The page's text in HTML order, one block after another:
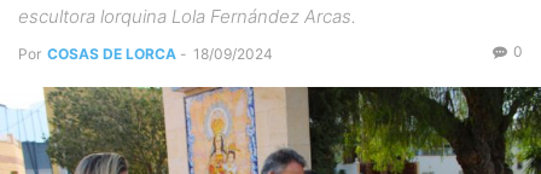
escultora lorquina Lola Fernández Arcas.
Por COSAS DE LORCA - 18/09/2024 0